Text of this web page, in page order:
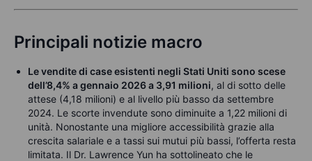
Principali notizie macro
Le vendite di case esistenti negli Stati Uniti sono scese
dell’8,4% a gennaio 2026 a 3,91 milioni, al di sotto delle
attese (4,18 milioni) e al livello più basso da settembre
2024. Le scorte invendute sono diminuite a 1,22 milioni di
unità. Nonostante una migliore accessibilità grazie alla
crescita salariale e a tassi sui mutui più bassi, l’offerta resta
limitata. Il Dr. Lawrence Yun ha sottolineato che le